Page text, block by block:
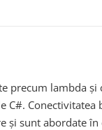
precum lambda
și sunt abordate